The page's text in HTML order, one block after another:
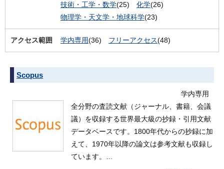
技術・工学・数学(25) 化学(26)
物理学・天文学・地球科学(23)
アクセス範囲 学内専用(36) フリーアクセス(48)
Scopus
学内専用
全分野の査読文献（ジャーナル、書籍、会議
議）を収録する世界最大級の抄録・引用文献
データベースです。1800年代からの抄録に加
えて、1970年以降の論文は参考文献も収録し
ています。…